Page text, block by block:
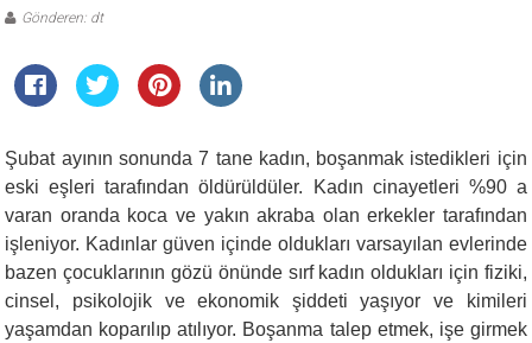
Gönderen: dt
Şubat ayının sonunda 7 tane kadın, boşanmak istedikleri için
eski eşleri tarafından öldürüldüler. Kadın cinayetleri %90 a
varan oranda koca ve yakın akraba olan erkekler tarafından
işleniyor. Kadınlar güven içinde oldukları varsayılan evlerinde
bazen çocuklarının gözü önünde sırf kadın oldukları için fiziki,
cinsel, psikolojik ve ekonomik şiddeti yaşıyor ve kimileri
yaşamdan koparılıp atılıyor. Boşanma talep etmek, işe girmek